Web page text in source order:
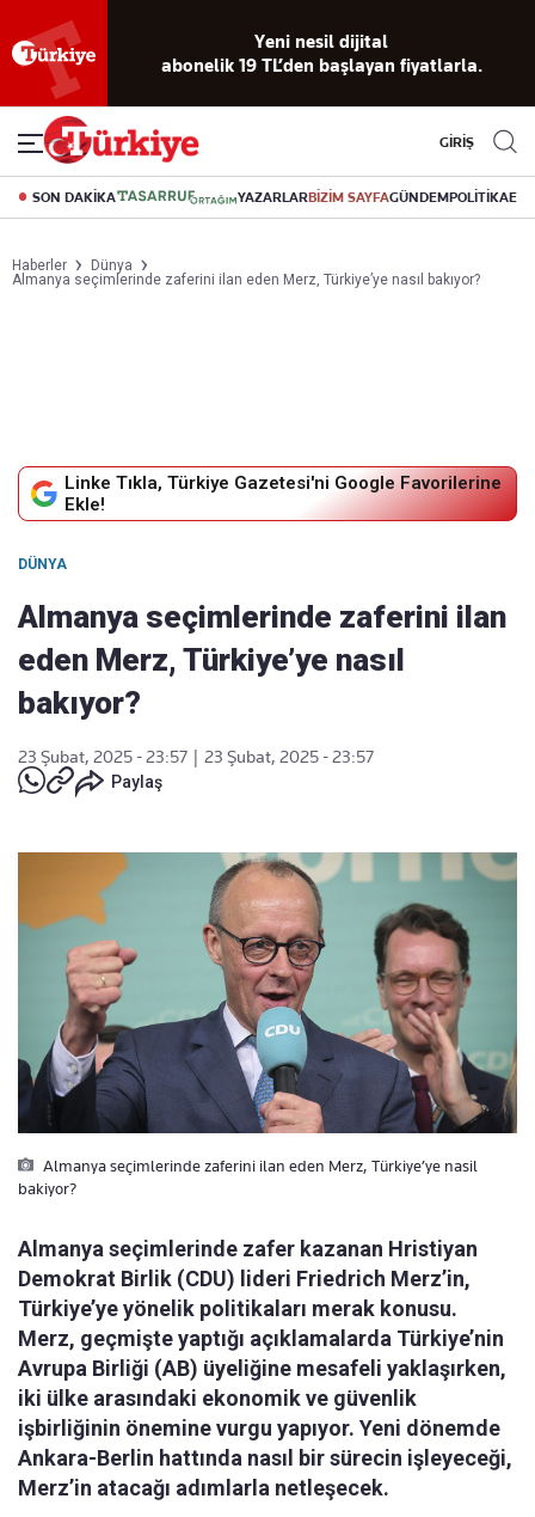
Yeni nesil dijital
abonelik 19 TL’den başlayan fiyatlarla.
GİRİŞ
SON DAKİKA YAZARLARBİZİM SAYFAGÜNDEMPOLİTİKA
Haberler
Dünya
Almanya seçimlerinde zaferini ilan eden Merz, Türkiye’ye nasıl bakıyor?
Linke Tıkla, Türkiye Gazetesi'ni Google Favorilerine
Ekle!
DÜNYA
Almanya seçimlerinde zaferini ilan
eden Merz, Türkiye’ye nasıl
bakıyor?
23 Şubat, 2025 - 23:57
23 Şubat, 2025 - 23:57
Paylaş
Almanya seçimlerinde zaferini ilan eden Merz, Türkiye’ye nasil
bakiyor?
Almanya seçimlerinde zafer kazanan Hristiyan
Demokrat Birlik (CDU) lideri Friedrich Merz’in,
Türkiye’ye yönelik politikaları merak konusu.
Merz, geçmişte yaptığı açıklamalarda Türkiye’nin
Avrupa Birliği (AB) üyeliğine mesafeli yaklaşırken,
iki ülke arasındaki ekonomik ve güvenlik
işbirliğinin önemine vurgu yapıyor. Yeni dönemde
Ankara-Berlin hattında nasıl bir sürecin işleyeceği,
Merz’in atacağı adımlarla netleşecek.